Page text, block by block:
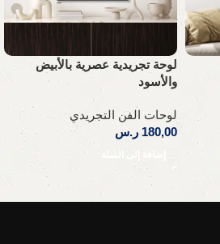
لوحة تجريدية عصرية بالأبيض
والأسود
لوحات الفن التجريدي
180,00 ر.س
إضافة إلى السلة